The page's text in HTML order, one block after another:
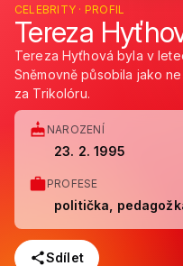
CELEBRITY · PROFIL
Tereza
Tereza Hyťhová byla v
Sněmovně působila jako
za Trikolóru.
NAROZENÍ
23. 2. 1995
PROFESE
politička,
Sdílet